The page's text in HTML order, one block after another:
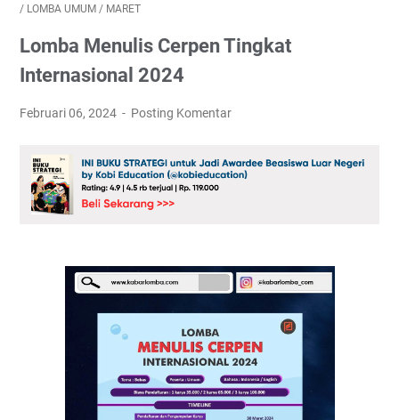
/ LOMBA UMUM / MARET
Lomba Menulis Cerpen Tingkat
Internasional 2024
Februari 06, 2024 Posting Komentar